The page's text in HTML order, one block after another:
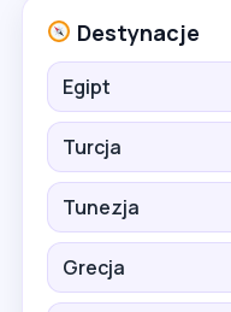
Destynacje
Egipt
Turcja
Tunezja
Grecja